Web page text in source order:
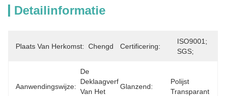
Detailinformatie
Plaats Van Herkomst: Chengdu Certificering:
ISO9001;
SGS;
Aanwendingswijze:
De
Deklaagverf
Van Het
Glanzend:
Polijst
Transparant